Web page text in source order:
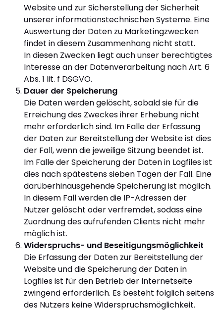
Website und zur Sicherstellung der Sicherheit
unserer informationstechnischen Systeme. Eine
Auswertung der Daten zu Marketingzwecken
findet in diesem Zusammenhang nicht statt.
In diesen Zwecken liegt auch unser berechtigtes
Interesse an der Datenverarbeitung nach Art. 6
Abs. 1 lit. f DSGVO.
Dauer der Speicherung
Die Daten werden gelöscht, sobald sie für die
Erreichung des Zweckes ihrer Erhebung nicht
mehr erforderlich sind. Im Falle der Erfassung
der Daten zur Bereitstellung der Website ist dies
der Fall, wenn die jeweilige Sitzung beendet ist.
Im Falle der Speicherung der Daten in Logfiles ist
dies nach spätestens sieben Tagen der Fall. Eine
darüberhinausgehende Speicherung ist möglich.
In diesem Fall werden die IP-Adressen der
Nutzer gelöscht oder verfremdet, sodass eine
Zuordnung des aufrufenden Clients nicht mehr
möglich ist.
Widerspruchs- und Beseitigungsmöglichkeit
Die Erfassung der Daten zur Bereitstellung der
Website und die Speicherung der Daten in
Logfiles ist für den Betrieb der Internetseite
zwingend erforderlich. Es besteht folglich seitens
des Nutzers keine Widerspruchsmöglichkeit.